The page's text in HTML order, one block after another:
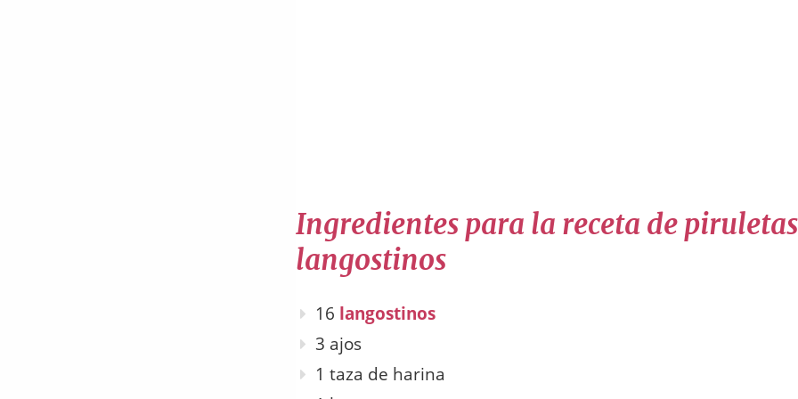
Ingredientes para la receta de
langostinos
16 langostinos
3 ajos
1 taza de harina